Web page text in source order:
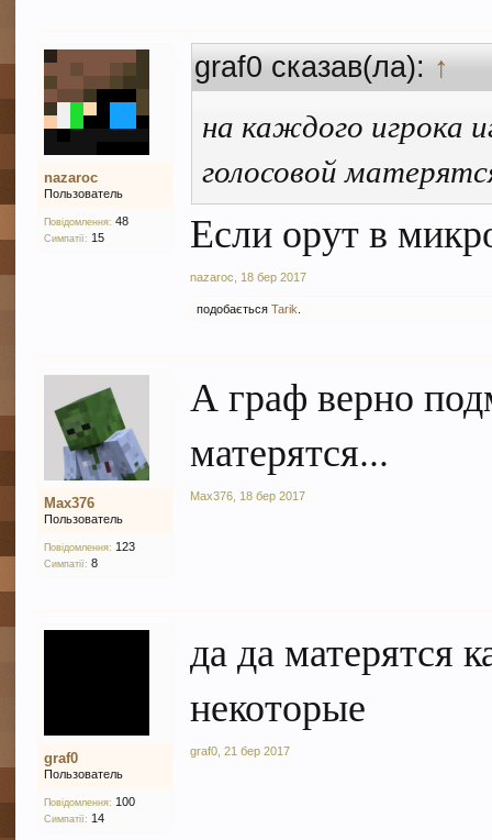
nazaroc
Пользователь
Повідомлення: 48
Симпатії: 15
graf0 сказав(ла):↑
на каждого игрока
голосовой
Если орут в
nazaroc 18 бер 2017
подобаєтьсяTarik
Max376
Пользователь
Повідомлення: 123
Симпатії: 8
А граф верно
матерятся...
Max376 18 бер 2017
graf0
Пользователь
Повідомлення: 100
Симпатії: 14
да да матерятся
некоторые
graf0 ,21 бер 2017